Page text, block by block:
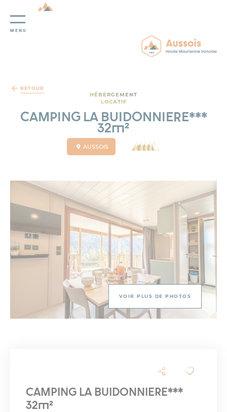
MENU
RETOUR
HÉBERGEMENT
LOCATIF
CAMPING LA BUIDONNIERE***
32m²
AUSSOIS
VOIR PLUS DE PHOTOS
CAMPING LA BUIDONNIERE***
32m²